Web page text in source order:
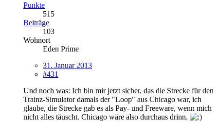
Punkte
515
Beiträge
103
Wohnort
Eden Prime
31. Januar 2013
#431
Und noch was: Ich bin mir jetzt sicher, das die Strecke für den
Trainz-Simulator damals der "Loop" aus Chicago war, ich
glaube, die Strecke gab es als Pay- und Freeware, wenn mich
nicht alles täuscht. Chicago wäre also durchaus drinn.